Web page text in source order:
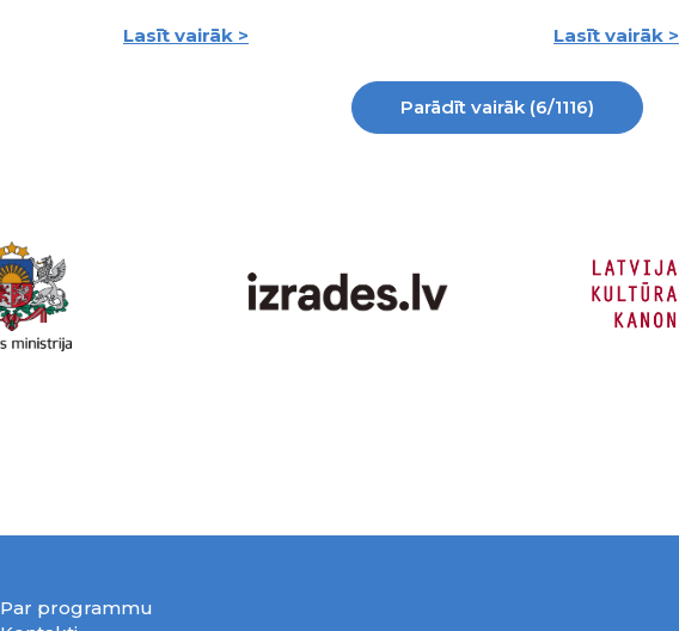
Lasīt vairāk > Lasīt vairāk >
Parādīt vairāk (6/1116)
Par programmu